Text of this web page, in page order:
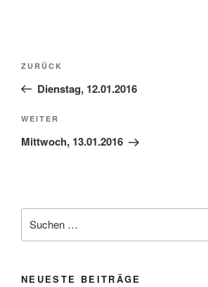
Beitragsnavigation
Vorheriger
Beitrag
ZURÜCK
Dienstag, 12.01.2016
Nächster
Beitrag
WEITER
Mittwoch, 13.01.2016
nach:
NEUESTE BEITRÄGE